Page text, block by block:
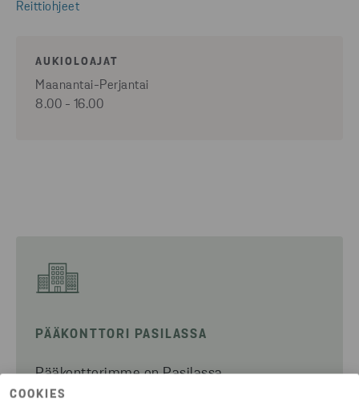
COOKIES
Reittiohjeet
AUKIOLOAJAT
Maanantai-Perjantai
8.00 - 16.00
PÄÄKONTTORI PASILASSA
Pääkonttorimme on Pasilassa
Maistraatinportissa.